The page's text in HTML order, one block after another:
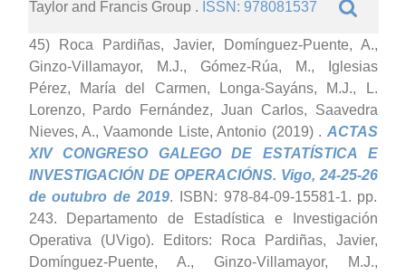
Taylor and Francis Group . ISSN: 978081537
45) Roca Pardiñas, Javier, Domínguez-Puente, A.,
Ginzo-Villamayor, M.J., Gómez-Rúa, M., Iglesias
Pérez, María del Carmen, Longa-Sayáns, M.J., L.
Lorenzo, Pardo Fernández, Juan Carlos, Saavedra
Nieves, A., Vaamonde Liste, Antonio (2019) . ACTAS
XIV CONGRESO GALEGO DE ESTATÍSTICA E
INVESTIGACIÓN DE OPERACIÓNS. Vigo, 24-25-26
de outubro de 2019. ISBN: 978-84-09-15581-1. pp.
243. Departamento de Estadística e Investigación
Operativa (UVigo). Editors: Roca Pardiñas, Javier,
Domínguez-Puente, A., Ginzo-Villamayor, M.J.,